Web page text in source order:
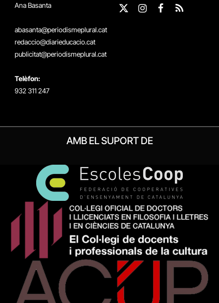
Ana Basanta
abasanta@periodismeplural.cat
redaccio@diarieducacio.cat
publicitat@periodismeplural.cat
Telèfon:
932 311 247
X
Instagram
Facebook
RSS
AMB EL SUPORT DE